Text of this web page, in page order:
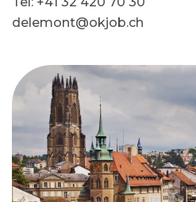
delemont@okjob.ch